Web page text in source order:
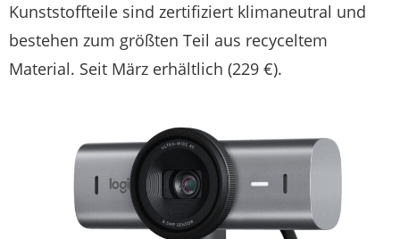
Kunststoffteile sind zertifiziert klimaneutral und
bestehen zum größten Teil aus recyceltem
Material. Seit März erhältlich (229 €).